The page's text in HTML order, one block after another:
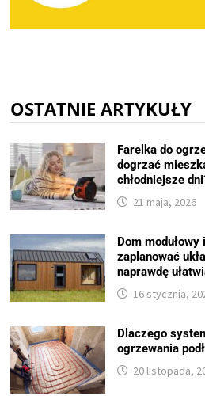
OSTATNIE ARTYKUŁY
Farelka do
dogrzać
chłodniejsze
21 maja, 2026
Dom
zaplanować
naprawdę
16 stycznia,
Dlaczego
ogrzewania
20 listopada,